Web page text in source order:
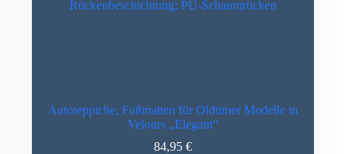
Autoteppiche, Fußmatten für Oldtimer Modelle in
Velours „Elegant“
84,95€